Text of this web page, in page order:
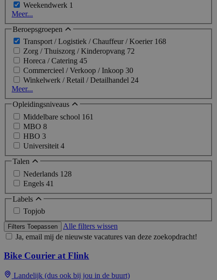
Weekendwerk 1
Meer...
Beroepsgroepen
Transport / Logistiek / Chauffeur / Koerier 168
Zorg / Thuiszorg / Kinderopvang 72
Horeca / Catering 45
Commercieel / Verkoop / Inkoop 30
Winkelwerk / Retail / Detailhandel 24
Meer...
Opleidingsniveaus
Middelbare school 161
MBO 8
HBO 3
Universiteit 4
Talen
Nederlands 128
Engels 41
Labels
Topjob
Filters Toepassen
Alle filters wissen
Ja, email mij de nieuwste vacatures van deze zoekopdracht!
Bike Courier at Flink
Landelijk (dus ook bij jou in de buurt)